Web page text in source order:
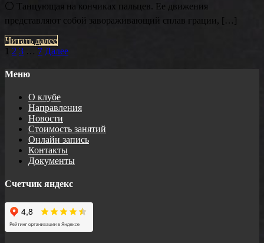
⚪️ Танцующая на кончиках пальцев. Ее движения
представляют собой завораживающий сплав грации, […]
Читать далее
Пагинация
записей
1 2 3 … 7 Далее
Меню
О клубе
Направления
Новости
Стоимость занятий
Онлайн запись
Контакты
Документы
Счетчик яндекс